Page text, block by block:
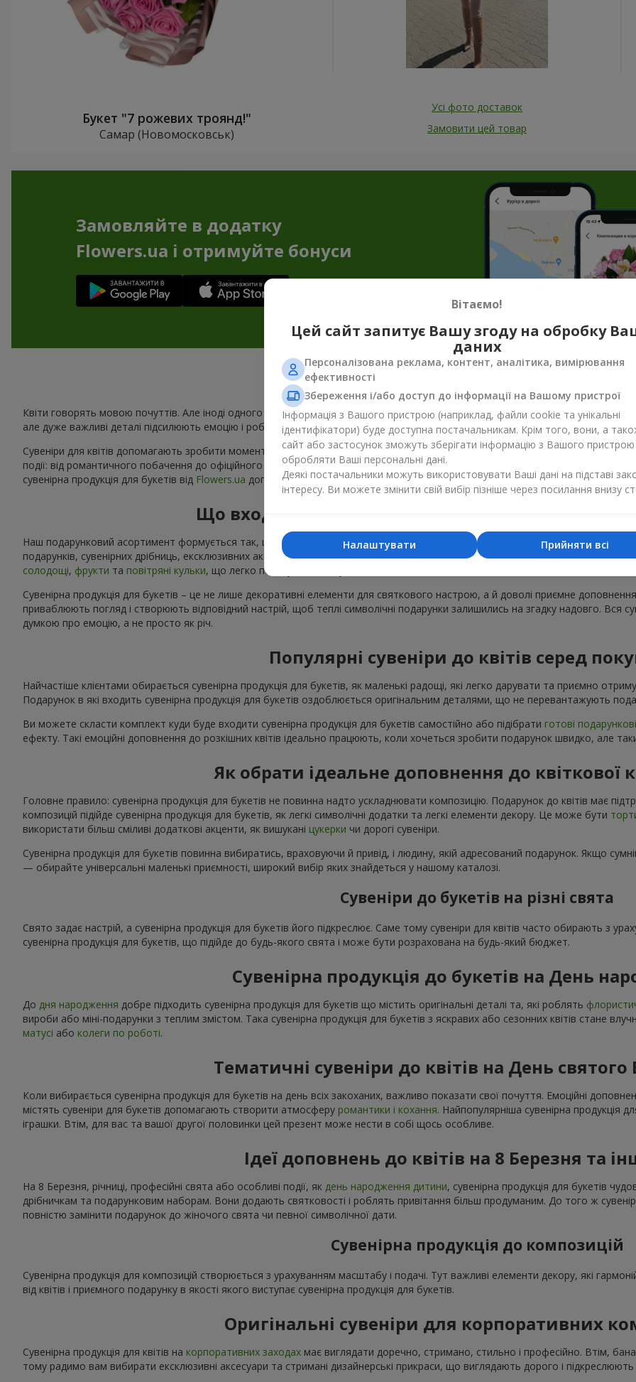
Букет "7 рожевих троянд!"
Самар (Новомосковськ)
Усі фото доставок
Замовити цей товар
Замовляйте в додатку
Flowers.ua і отримуйте бонуси
Сувенірна продукція до квіткових
Квіти говорять мовою почуттів. Але іноді одного букета замало, щоб передати весь настрій, турботу чи ніжність. Саме тут
але дуже важливі деталі підсилюють емоцію і роблять подарунок завершеним. Сувенірна продукція для букетів — не просто
Сувеніри для квітів допомагають зробити момент особливим: додати тепла, несподіванки або просто щирих емоцій.
події: від романтичного побачення до офіційного корпоративного привітання. Важливо лише вибрати влучний презент, що
сувенірна продукція для букетів від Flowers.ua допоможе вам зробити чудовий подарунок.
Що входить до асортименту сувенірної
Наш подарунковий асортимент формується так, щоб кожен клієнт міг знайти ідеальне доповнення до презенту. Сувенірна
подарунків, сувенірних дрібниць, ексклюзивних аксесуарів та дизайнерських прикрас. Ви можете вибрати в каталозі
солодощі, фрукти та повітряні кульки, що легко поєднуються з будь-якою квітковою композицією.
Сувенірна продукція для букетів – це не лише декоративні елементи для святкового настрою, а й доволі приємне
приваблюють погляд і створюють відповідний настрій, щоб теплі символічні подарунки залишились на згадку надовго. Вся
думкою про емоцію, а не просто як річ.
Популярні сувеніри до квітів серед
Найчастіше клієнтами обирається сувенірна продукція для букетів, як маленькі радощі, які легко дарувати та приємно
Подарунок в які входить сувенірна продукція для букетів оздоблюється оригінальним деталями, що не перевантажують
Ви можете скласти комплект куди буде входити сувенірна продукція для букетів самостійно або підібрати готові
ефекту. Такі емоційні доповнення до розкішних квітів ідеально працюють, коли хочеться зробити подарунок швидко, але
Як обрати ідеальне доповнення до квіткової
Головне правило: сувенірна продукція для букетів не повинна надто ускладнювати композицію. Подарунок до квітів має
композицій підійде сувенірна продукція для букетів, як легкі символічні додатки та легкі елементи декору. Це може бути
використати більш сміливі додаткові акценти, як вишукані цукерки чи дорогі сувеніри.
Сувенірна продукція для букетів повинна вибиратись, враховуючи й привід, і людину, якій адресований подарунок. Якщо
— обирайте універсальні маленькі приємності, широкий вибір яких знайдеться у нашому каталозі.
Сувеніри до букетів на різні свята
Свято задає настрій, а сувенірна продукція для букетів його підкреслює. Саме тому сувеніри для квітів часто обирають з
сувенірна продукція для букетів, що підійде до будь-якого свята і може бути розрахована на будь-який бюджет.
Сувенірна продукція до букетів на День
До дня народження добре підходить сувенірна продукція для букетів що містить оригінальні деталі та, які роблять
вироби або міні-подарунки з теплим змістом. Така сувенірна продукція для букетів з яскравих або сезонних квітів стане
матусі або колеги по роботі.
Тематичні сувеніри до квітів на День
Коли вибирається сувенірна продукція для букетів на день всіх закоханих, важливо показати свої почуття. Емоційні
містять сувеніри для букетів допомагають створити атмосферу романтики і кохання. Найпопулярніша сувенірна продукція
іграшки. Втім, для вас та вашої другої половинки цей презент може нести в собі щось особливе.
Ідеї доповнень до квітів на 8 Березня та
На 8 Березня, річниці, професійні свята або особливі події, як день народження дитини, сувенірна продукція для букетів
дрібничкам та подарунковим наборам. Вони додають святковості і роблять привітання більш продуманим. До того ж
повністю замінити подарунок до жіночого свята чи певної символічної дати.
Сувенірна продукція до композицій
Сувенірна продукція для композицій створюється з урахуванням масштабу і подачі. Тут важливі елементи декору, які
від квітів і приємного подарунку в якості якого виступає сувенірна продукція для букетів.
Оригінальні сувеніри для корпоративних
Сувенірна продукція для квітів на корпоративних заходах має виглядати доречно, стримано, стильно і професійно. Втім,
тому радимо вам вибирати ексклюзивні аксесуари та стримані дизайнерські прикраси, що виглядають дорого і підкреслюють
Вітаємо!
Цей сайт запитує Вашу згоду на обробку
даних
Персоналізована реклама, контент, аналітика, вимірювання
ефективності
Збереження і/або доступ до інформації на Вашому пристрої
Інформація з Вашого пристрою (наприклад, файли cookie та унікальні
ідентифікатори) буде доступна постачальникам. Крім того, вони, а
сайт або застосунок зможуть зберігати інформацію з Вашого
обробляти Ваші персональні дані.
Деякі постачальники можуть використовувати Ваші дані на підставі
інтересу. Ви можете змінити свій вибір пізніше через посилання внизу
Прийняти всі
Налаштувати